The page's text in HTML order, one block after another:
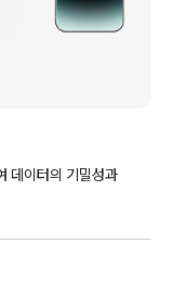
데이터의 기밀성과